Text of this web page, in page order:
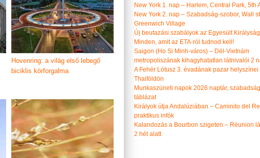
Hovenring: a világ első lebegő
biciklis körforgalma
New York 1. nap – Harlem, Central Park, 5th
New York 2. nap – Szabadság-szobor, Wall
Greenwich Village
Új beutazási szabályok az Egyesült
Minden, amit az ETA-ról tudnod kell!
Saigon (Ho Si Minh-város) – Dél-Vietnám
metropoliszának kihagyhatatlan látnivalói 2
A Fehér Lótusz 3. évadának pazar helyszínei
Thaiföldön
Munkaszüneti napok 2026 naptár,
táblázat
Királyok útja Andalúziában – Caminito del
praktikus infók
Kalandozás a Bourbon szigeten – Réunion
2 hét alatt